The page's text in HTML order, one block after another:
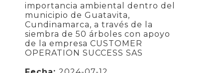
importancia ambiental dentro del
municipio de Guatavita,
Cundinamarca, a través de la
siembra de 50 árboles con apoyo
de la empresa CUSTOMER
OPERATION SUCCESS SAS